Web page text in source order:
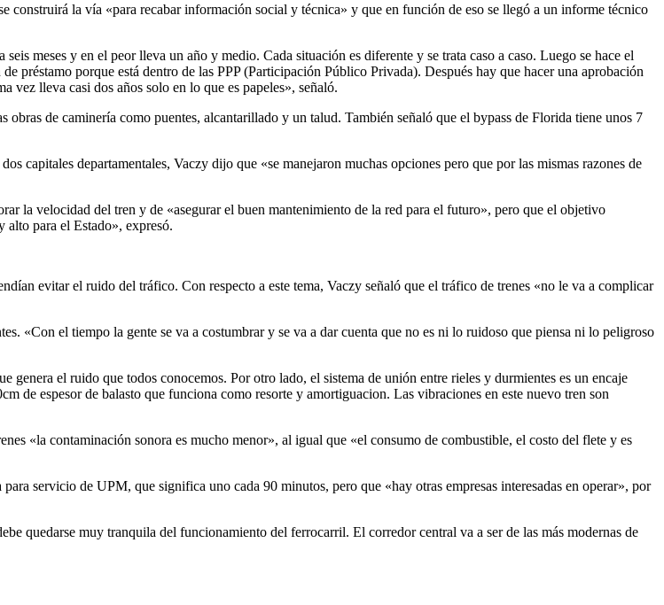
la vía «para recabar información social y técnica» y que en función de eso se llegó a un informe técnico
meses y en el peor lleva un año y medio. Cada situación es diferente y se trata caso a caso. Luego se hace el
préstamo porque está dentro de las PPP (Participación Público Privada). Después hay que hacer una aprobación
vez lleva casi dos años solo en lo que es papeles», señaló.
de caminería como puentes, alcantarillado y un talud. También señaló que el bypass de Florida tiene unos 7
capitales departamentales, Vaczy dijo que «se manejaron muchas opciones pero que por las mismas razones de
la velocidad del tren y de «asegurar el buen mantenimiento de la red para el futuro», pero que el objetivo
alto para el Estado», expresó.
evitar el ruido del tráfico. Con respecto a este tema, Vaczy señaló que el tráfico de trenes «no le va a complicar
«Con el tiempo la gente se va a costumbrar y se va a dar cuenta que no es ni lo ruidoso que piensa ni lo peligroso
el ruido que todos conocemos. Por otro lado, el sistema de unión entre rieles y durmientes es un encaje
de espesor de balasto que funciona como resorte y amortiguacion. Las vibraciones en este nuevo tren son
«la contaminación sonora es mucho menor», al igual que «el consumo de combustible, el costo del flete y es
servicio de UPM, que significa uno cada 90 minutos, pero que «hay otras empresas interesadas en operar», por
quedarse muy tranquila del funcionamiento del ferrocarril. El corredor central va a ser de las más modernas de